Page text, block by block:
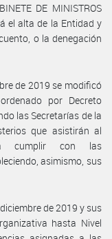
DE MINISTROS
el alta de la Entidad y
o la denegación
de 2019 se modificó
por Decreto
las Secretarías de la
que asistirán al
cumplir con las
asimismo, sus
de 2019 y sus
hasta Nivel